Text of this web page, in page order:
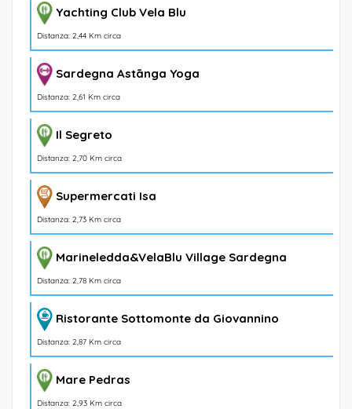
Yachting Club Vela Blu
Distanza: 2,44 Km circa
Sardegna Astānga Yoga
Distanza: 2,61 Km circa
Il Segreto
Distanza: 2,70 Km circa
Supermercati Isa
Distanza: 2,73 Km circa
Marineledda&VelaBlu Village Sardegna
Distanza: 2,78 Km circa
Ristorante Sottomonte da Giovannino
Distanza: 2,87 Km circa
Mare Pedras
Distanza: 2,93 Km circa